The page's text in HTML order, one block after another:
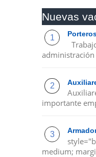
Nuevas
importante
medium;